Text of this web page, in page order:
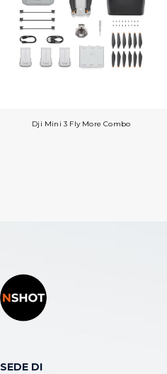
Dji Mini 3 Fly More Combo
SEDE DI